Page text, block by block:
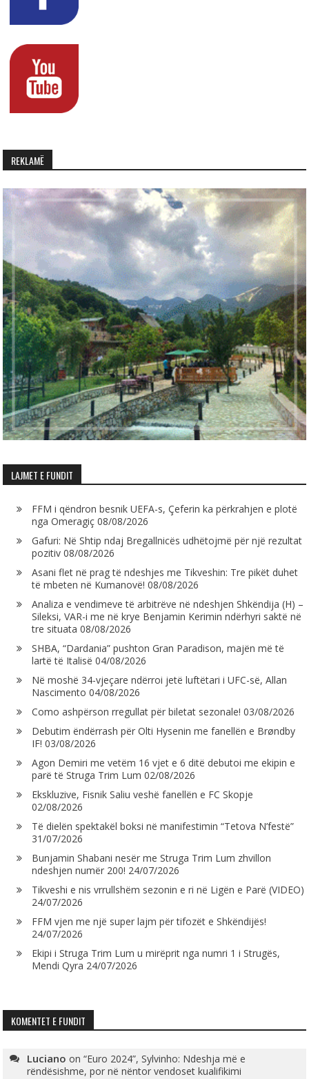
REKLAMË
LAJMET E FUNDIT
FFM i qëndron besnik UEFA-s, Çeferin ka përkrahjen e plotë
nga Omeragiç 08/08/2026
Gafuri: Në Shtip ndaj Bregallnicës udhëtojmë për një rezultat
pozitiv 08/08/2026
Asani flet në prag të ndeshjes me Tikveshin: Tre pikët duhet
të mbeten në Kumanovë! 08/08/2026
Analiza e vendimeve të arbitrëve në ndeshjen Shkëndija (H) –
Sileksi, VAR-i me në krye Benjamin Kerimin ndërhyri saktë në
tre situata 08/08/2026
SHBA, “Dardania” pushton Gran Paradison, majën më të
lartë të Italisë 04/08/2026
Në moshë 34-vjeçare ndërroi jetë luftëtari i UFC-së, Allan
Nascimento 04/08/2026
Como ashpërson rregullat për biletat sezonale! 03/08/2026
Debutim ëndërrash për Olti Hysenin me fanellën e Brøndby
IF! 03/08/2026
Agon Demiri me vetëm 16 vjet e 6 ditë debutoi me ekipin e
parë të Struga Trim Lum 02/08/2026
Ekskluzive, Fisnik Saliu veshë fanellën e FC Skopje
02/08/2026
Të dielën spektakël boksi në manifestimin “Tetova N’festë”
31/07/2026
Bunjamin Shabani nesër me Struga Trim Lum zhvillon
ndeshjen numër 200! 24/07/2026
Tikveshi e nis vrrullshëm sezonin e ri në Ligën e Parë (VIDEO)
24/07/2026
FFM vjen me një super lajm për tifozët e Shkëndijës!
24/07/2026
Ekipi i Struga Trim Lum u mirëprit nga numri 1 i Strugës,
Mendi Qyra 24/07/2026
KOMENTET E FUNDIT
Luciano on“Euro 2024”, Sylvinho: Ndeshja më e
rëndësishme, por në nëntor vendoset kualifikimi